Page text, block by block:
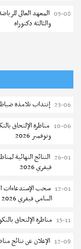
05-08 المعهد العالي
والثالثة دكتوراه
05-08
المركز القطاعي
المركز القطاعي
04-08
2027
04-08 كلية العلوم
03-08 مناظرة الالتحاق
23-06 إنتداب تلامذة ضباط
10-06 مناظرة الإلتحاق
ونوفمبر 2026
26-01 النتائج النهائية
فيفري 2026
12-01 سحب الإستدعاءات
السامي فيفري 2026
15-11 مناظرة الإلتحاق
12-09 الإعلان عن نتائج